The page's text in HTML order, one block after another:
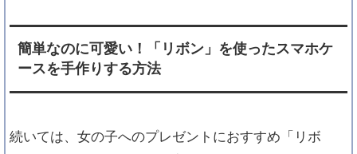
簡単なのに可愛い！「リボン」を使ったスマホケ
ースを手作りする方法
続いては、女の子へのプレゼントにおすすめ「リボ